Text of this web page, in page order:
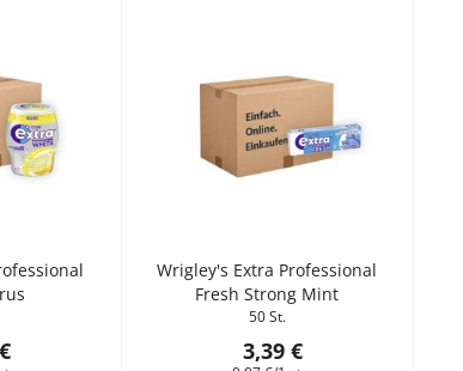
Wrigley's Extra Professional
Fresh Strong Mint
50 St.
3,39 €